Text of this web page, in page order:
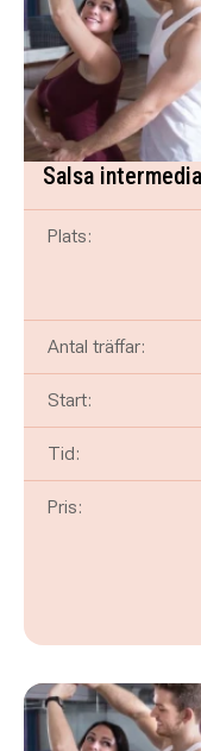
Salsa
Plats:
Antal träffar:
Start:
Tid:
Pris: